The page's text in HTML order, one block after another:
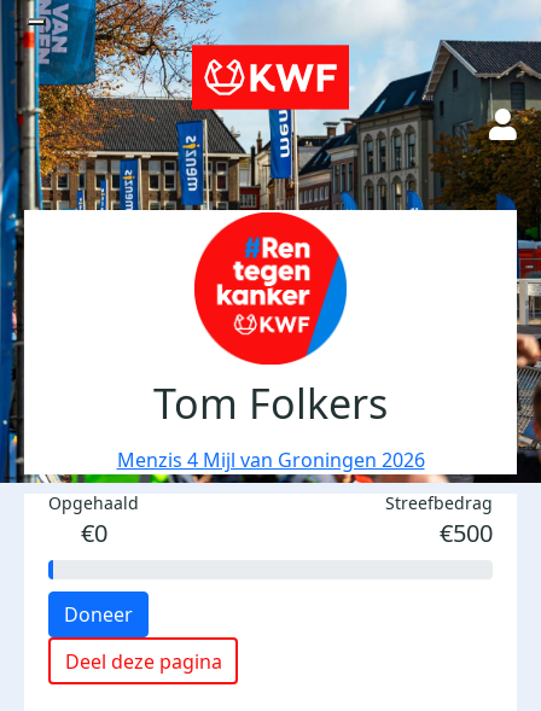
Tom Folkers
Menzis 4 Mijl van Groningen 2026
Opgehaald
€0
Streefbedrag
€500
Doneer
Deel deze pagina